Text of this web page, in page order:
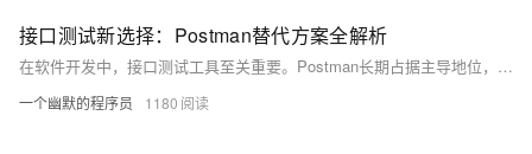
接口测试新选择：Postman替代方案全解析
在软件开发中，接口测试工具至关重要。Postman长期占据主导地位，但随着国产工具的崛起，越来越多开发者转向更适合中国市场的替代方案——Apifox。它不仅支持中英文切换、完全免费不限人数，还具备强大的可视化操作、自动生成文档和API调试功能，极大简化了开发流程。
一个幽默的程序员 1180